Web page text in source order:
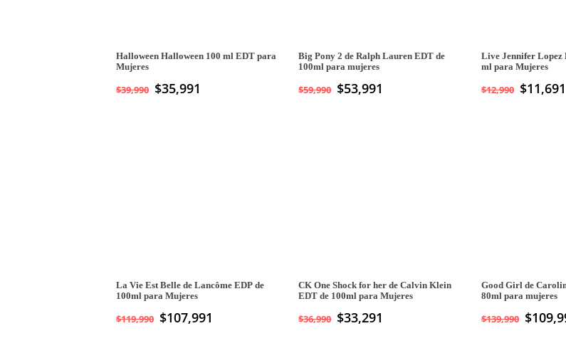
Halloween Halloween 100 ml EDT para
Mujeres
$39,990 $35,991
Big Pony 2 de Ralph Lauren EDT de
100ml para mujeres
$59,990 $53,991
Live Jennifer Lopez
ml para Mujeres
$12,990 $11,691
La Vie Est Belle de Lancôme EDP de
100ml para Mujeres
$119,990 $107,991
CK One Shock for her de Calvin Klein
EDT de 100ml para Mujeres
$36,990 $33,291
Good Girl de
80ml para mujeres
$139,990 El
$